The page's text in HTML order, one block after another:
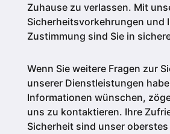
Zuhause zu verlassen. Mit
Sicherheitsvorkehrungen und
Zustimmung sind Sie in
Wenn Sie weitere Fragen zur
unserer Dienstleistungen
Informationen wünschen,
uns zu kontaktieren. Ihre
Sicherheit sind unser oberstes